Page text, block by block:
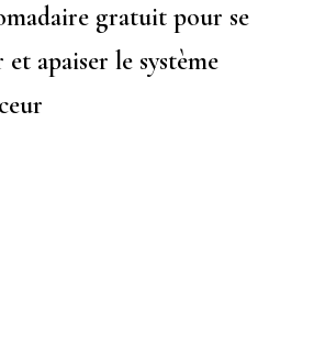
gratuit pour se
apaiser le système